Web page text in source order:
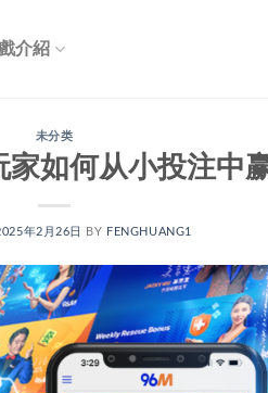
介紹
未分类
如何从小投注中
年2月26日 BY FENGHUANG1